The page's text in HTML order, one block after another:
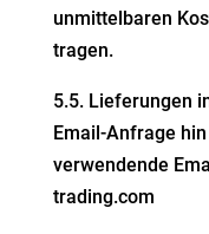
unmit­tel­baren
tragen.
5.5. Liefe­rungen
Email-Anfrage
verwen­dende
trading.com